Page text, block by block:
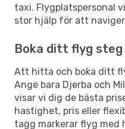
taxi. Flygplatspersonal
stor hjälp för att
Boka ditt flyg
Att hitta och boka ditt
Ange bara Djerba och
visar vi dig de bästa
hastighet, pris eller
tagg markerar flyg med